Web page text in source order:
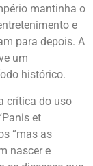
mantinha o
e
para depois. A
um
histórico.
crítica do uso
et
“mas as
nascer e